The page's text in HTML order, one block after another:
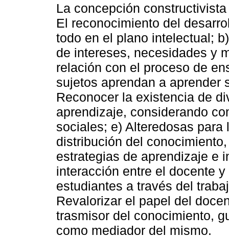
La concepción
El reconocimiento del
todo en el plano intelectual;
de intereses, necesidades y
relación con el proceso de
sujetos aprendan a aprender
Reconocer la existencia de
aprendizaje, considerando
sociales; e) Alteredosas
distribución del
estrategias de aprendizaje e
interacción entre el docente
estudiantes a través del
Revalorizar el papel del
trasmisor del conocimiento,
como mediador del mismo.